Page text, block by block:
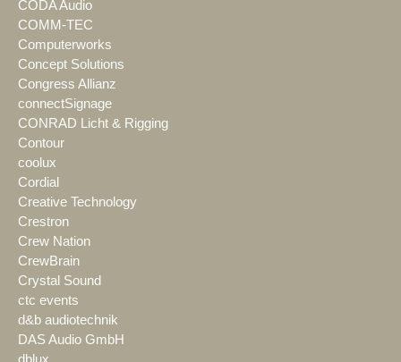
CODA Audio
COMM-TEC
Computerworks
Concept Solutions
Congress Allianz
connectSignage
CONRAD Licht & Rigging
Contour
coolux
Cordial
Creative Technology
Crestron
Crew Nation
CrewBrain
Crystal Sound
ctc events
d&b audiotechnik
DAS Audio GmbH